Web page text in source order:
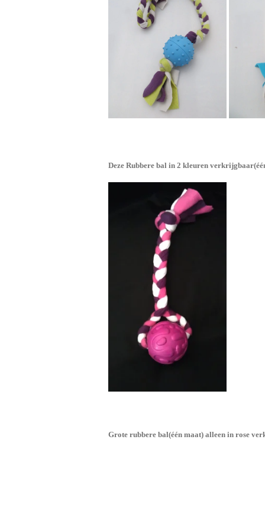
Deze Rubbere bal in 2 kleuren
Grote rubbere bal(één maat) alleen in rose